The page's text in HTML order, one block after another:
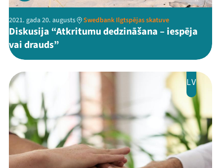
2021. gada 20. augusts Swedbank Ilgtspējas skatuve
Diskusija “Atkritumu dedzināšana – iespēja
vai drauds”
LV